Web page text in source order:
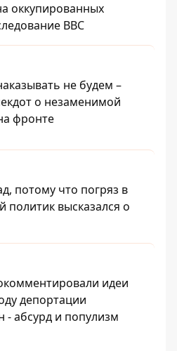
оккупированных
BBC
не будем –
о незаменимой
фронте
потому что погряз в
политик высказался о
идеи
депортации
- абсурд и популизм